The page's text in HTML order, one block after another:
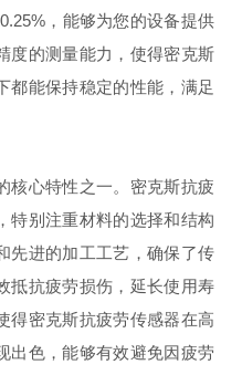
，能够为您的设备提供
度的测量能力，使得密克斯
都能保持稳定的性能，满足
心特性之一。密克斯抗疲
特别注重材料的选择和结构
先进的加工工艺，确保了传
抵抗疲劳损伤，延长使用寿
得密克斯抗疲劳传感器在高
出色，能够有效避免因疲劳